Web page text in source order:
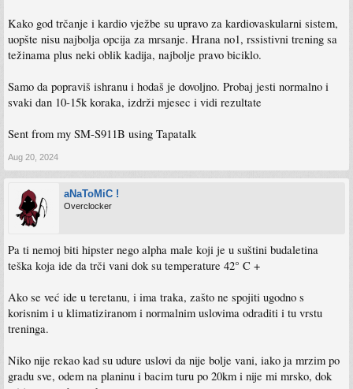
Kako god trčanje i kardio vježbe su upravo za kardiovaskularni sistem,
uopšte nisu najbolja opcija za mrsanje. Hrana no1, rssistivni trening sa
težinama plus neki oblik kadija, najbolje pravo biciklo.
Samo da popraviš ishranu i hodaš je dovoljno. Probaj jesti normalno i
svaki dan 10-15k koraka, izdrži mjesec i vidi rezultate
Sent from my SM-S911B using Tapatalk
Aug 20, 2024
aNaToMiC !
Overclocker
Pa ti nemoj biti hipster nego alpha male koji je u suštini budaletina
teška koja ide da trči vani dok su temperature 42° C +
Ako se već ide u teretanu, i ima traka, zašto ne spojiti ugodno s
korisnim i u klimatiziranom i normalnim uslovima odraditi i tu vrstu
treninga.
Niko nije rekao kad su udure uslovi da nije bolje vani, iako ja mrzim po
gradu sve, odem na planinu i bacim turu po 20km i nije mi mrsko, dok